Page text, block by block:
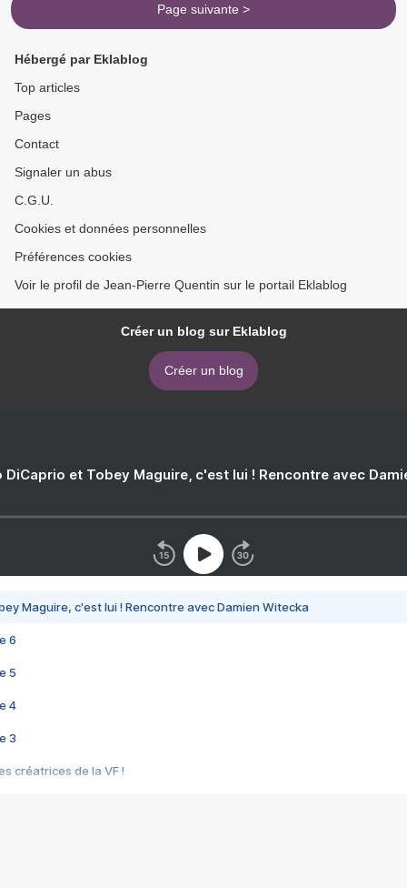
Page suivante >
Hébergé par Eklablog
Top articles
Pages
Contact
Signaler un abus
C.G.U.
Cookies et données personnelles
Préférences cookies
Voir le profil de Jean-Pierre Quentin sur le portail Eklablog
Créer un blog sur Eklablog
Créer un blog
DiCaprio et Tobey Maguire, c'est lui ! Rencontre avec
Maguire, c'est lui ! Rencontre avec Damien Witecka
6
5
4
3
créatrices de la VF !